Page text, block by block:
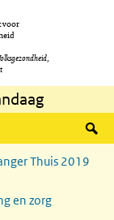
voor
Thuis 2019
en zorg